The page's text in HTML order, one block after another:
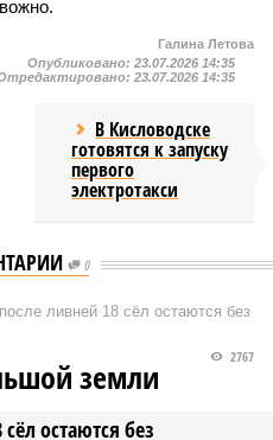
Галина Летова
Опубликовано: 23.07.2026 14:35
23.07.2026 14:35
В Кисловодске
готовятся к запуску
первого
электротакси
0
ливней 18 сёл остаются без
остаются без
2767
земли